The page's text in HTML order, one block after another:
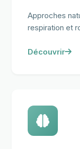
Approches
respiration et
Découvrir